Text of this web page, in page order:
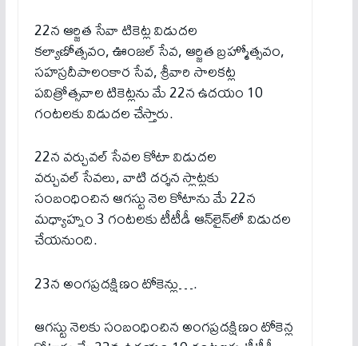
22న ఆర్జిత సేవా టికెట్ల విడుదల
కల్యాణోత్సవం, ఊంజల్ సేవ, ఆర్జిత బ్రహ్మోత్సవం,
సహస్రదీపాలంకార సేవ, శ్రీ‌వారి సాల‌క‌ట్ల
ప‌విత్రోత్స‌వాల‌ టికెట్లను మే 22న ఉదయం 10
గంటలకు విడుదల చేస్తారు.
22న వర్చువల్ సేవల కోటా విడుదల
వర్చువల్ సేవలు, వాటి దర్శన స్లాట్లకు
సంబంధించిన ఆగ‌స్టు నెల కోటాను మే 22న
మధ్యాహ్నం 3 గంటలకు టీటీడీ ఆన్‌లైన్‌లో విడుదల
చేయనుంది.
23న‌ అంగప్రదక్షిణం టోకెన్లు….
ఆగ‌స్టు నెల‌కు సంబంధించిన అంగప్రదక్షిణం టోకెన్ల